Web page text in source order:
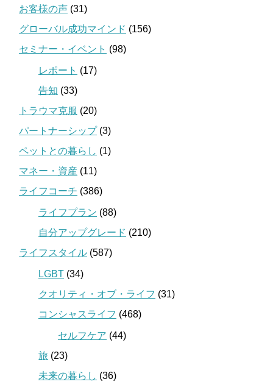
お客様の声 (31)
グローバル成功マインド (156)
セミナー・イベント (98)
レポート (17)
告知 (33)
トラウマ克服 (20)
パートナーシップ(3)
ペットとの暮らし (1)
マネー・資産 (11)
ライフコーチ (386)
ライフプラン (88)
自分アップグレード (210)
ライフスタイル (587)
LGBT (34)
クオリティ・オブ・ライフ (31)
コンシャスライフ (468)
セルフケア (44)
旅 (23)
未来の暮らし (36)